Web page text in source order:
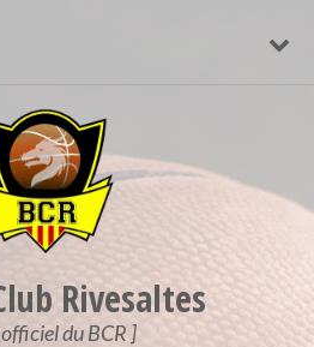
Rivesaltes
du BCR ]